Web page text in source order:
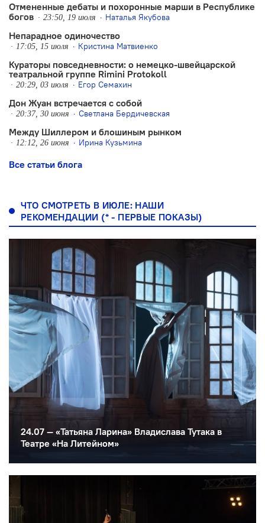
Отмененные дебаты и похоронные марши в Республике
богов
23:50, 19 июля Наталья Якубова
Непарадное одиночество
17:05, 15 июля Кристина Матвиенко
Кураторы повседневности: о немецко-швейцарской
театральной группе Rimini Protokoll
20:29, 03 июля Егор Семахин
Дон Жуан встречается с собой
20:37, 30 июня Светлана Бердичевская
Между Шиллером и блошиным рынком
12:12, 26 июня Ирина Кузьмина
Все статьи блога
ЧТО СМОТРЕТЬ В ИЮЛЕ: НАШИ
РЕКОМЕНДАЦИИ (* - ПЕРВЫЕ ПОКАЗЫ)
24.07 — «Татьяна Ларина» Владислава Тутака в
Театре «На Литейном»